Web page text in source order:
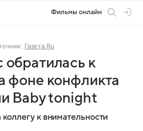
Фильмы онлайн
Газета.Ru
к
фоне конфликта
Baby tonight
к внимательности